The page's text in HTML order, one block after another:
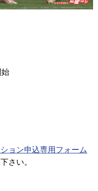
ョン申込専用フォーム
さい。